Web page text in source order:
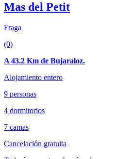
Mas del Petit
Fraga
(0)
A 43.2 Km de Bujaraloz.
Alojamiento entero
9 personas
4 dormitorios
7 camas
Cancelación gratuita